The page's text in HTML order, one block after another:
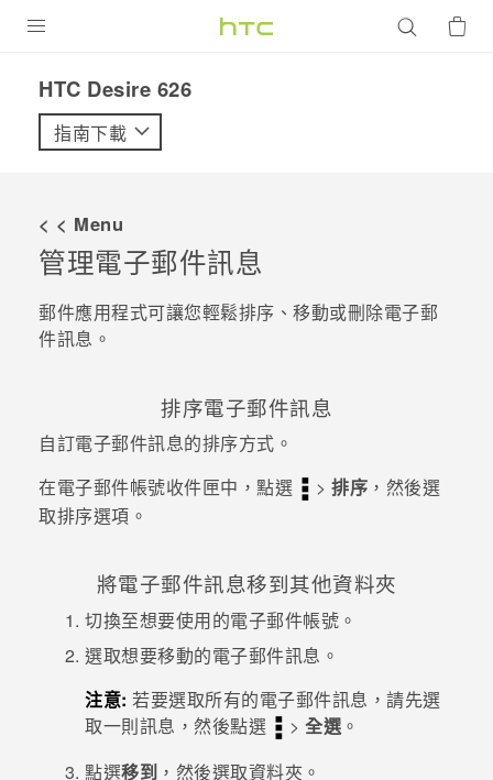
VIVE
配件
優惠專區
校園專案
銷售通路
支援服務
VIVELAND
HTC Desire 626‎
指南下載
< < Menu
管理電子郵件訊息
郵件應用程式可讓您輕鬆排序、移動或刪除電子郵
件訊息。
排序電子郵件訊息
自訂電子郵件訊息的排序方式。
在電子郵件帳號收件匣中，點選
> 排序 ，然後選
取排序選項。
將電子郵件訊息移到其他資料夾
切換至想要使用的電子郵件帳號。
選取想要移動的電子郵件訊息。
注意: 若要選取所有的電子郵件訊息，請先選
取一則訊息，然後點選
> 全選 。
點選移到 ，然後選取資料夾。